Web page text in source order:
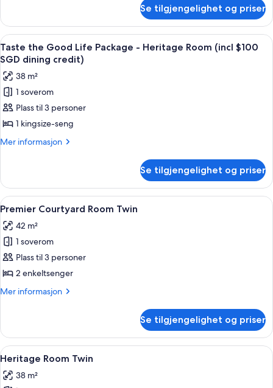
Premier
Courtyard
Room
(incl
$100
SGD
dining
credit)
the
Good
Life
Package
Premier
Courtyard
Room
(incl
$100
dining
Se tilgjengelighet og priser
Åpne
alle
bildene
av
Taste
the
Good
Life
Heritage
Room
(incl
$100
SGD
dining
credit)
Sengetøy av topp kvalitet, minibar,
6
Taste the Good Life Package - Heritage Room (incl $100
SGD dining credit)
38 m²
1 soverom
Plass til 3 personer
1 kingsize-seng
Mer informasjon
Mer
the
Good
Life
Heritage
Room
(incl
$100
dining
Se tilgjengelighet og priser
Åpne
alle
bildene
av
Premier
Courtyard
Room
Sengetøy av topp kvalitet, minibar,
6
Premier Courtyard Room Twin
42 m²
1 soverom
Plass til 3 personer
2 enkeltsenger
Mer informasjon
Mer
Courtyard
Room
Twin
Se tilgjengelighet og priser
Åpne
alle
bildene
8
Heritage Room Twin
38 m²